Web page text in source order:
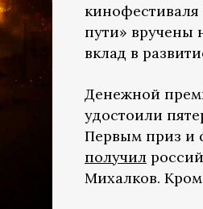
пути» вручены
вклад в
Денежной
удостоили
Первым приз и
получил
Михалков.